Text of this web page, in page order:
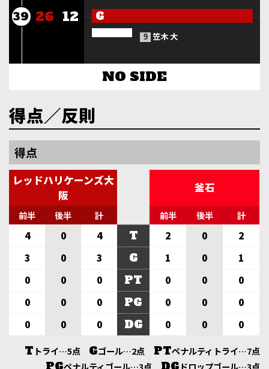
39 26 12 G
9 笠木 大
NO SIDE
得点／反則
得点
レッドハリケーンズ大
阪
釜石
前半 後半 計 前半 後半 計
4 0 4 T 2 0
2
3
0 3 G 1 0
1
0
0 0 PT 0 0
0
0
0 0 PG 0 0
0
0
0 0 DG 0 0 0
T トライ…5点 Gゴール…2点 PTペナルティトライ…7点
ペナルティゴール…3点 ドロップゴール…3点